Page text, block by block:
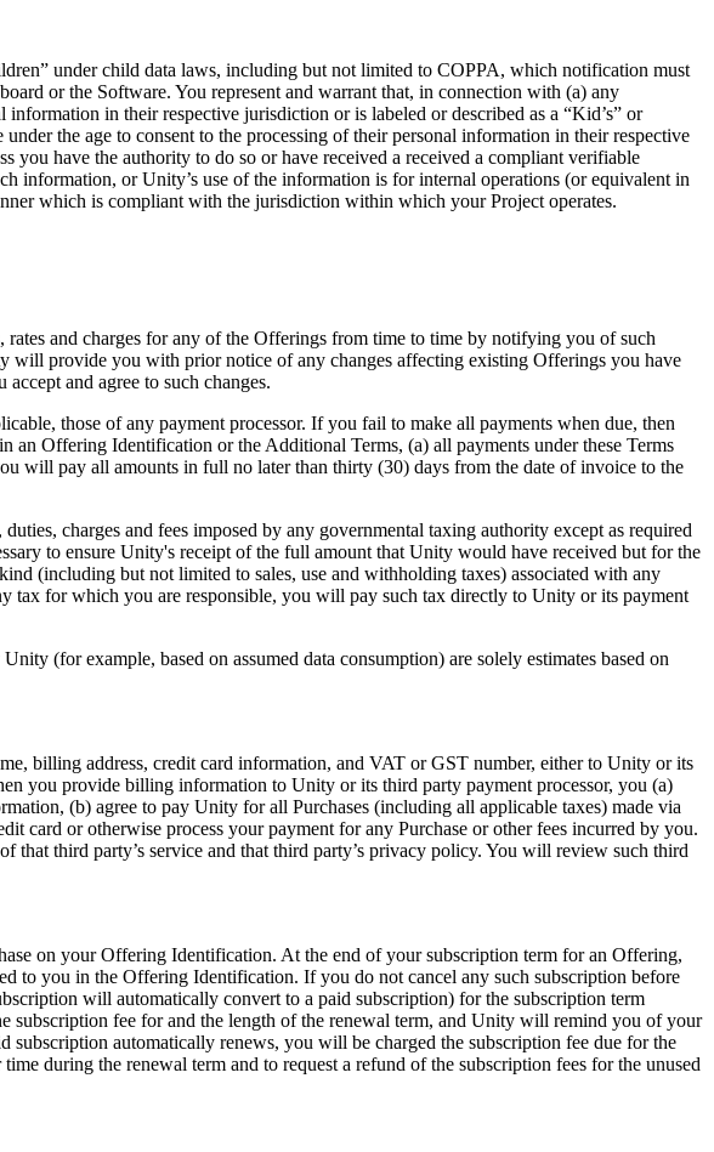
under child data laws, including but not limited to COPPA, which notification must
or the Software. You represent and warrant that, in connection with (a) any
in their respective jurisdiction or is labeled or described as a “Kid’s” or
the age to consent to the processing of their personal information in their respective
have the authority to do so or have received a received a compliant verifiable
information, or Unity’s use of the information is for internal operations (or equivalent in
which is compliant with the jurisdiction within which your Project operates.
and charges for any of the Offerings from time to time by notifying you of such
will provide you with prior notice of any changes affecting existing Offerings you have
and agree to such changes.
those of any payment processor. If you fail to make all payments when due, then
an Offering Identification or the Additional Terms, (a) all payments under these Terms
will pay all amounts in full no later than thirty (30) days from the date of invoice to the
charges and fees imposed by any governmental taxing authority except as required
to ensure Unity's receipt of the full amount that Unity would have received but for the
(including but not limited to sales, use and withholding taxes) associated with any
tax for which you are responsible, you will pay such tax directly to Unity or its payment
(for example, based on assumed data consumption) are solely estimates based on
billing address, credit card information, and VAT or GST number, either to Unity or its
you provide billing information to Unity or its third party payment processor, you (a)
(b) agree to pay Unity for all Purchases (including all applicable taxes) made via
card or otherwise process your payment for any Purchase or other fees incurred by you.
that third party’s service and that third party’s privacy policy. You will review such third
on your Offering Identification. At the end of your subscription term for an Offering,
to you in the Offering Identification. If you do not cancel any such subscription before
will automatically convert to a paid subscription) for the subscription term
fee for and the length of the renewal term, and Unity will remind you of your
automatically renews, you will be charged the subscription fee due for the
during the renewal term and to request a refund of the subscription fees for the unused